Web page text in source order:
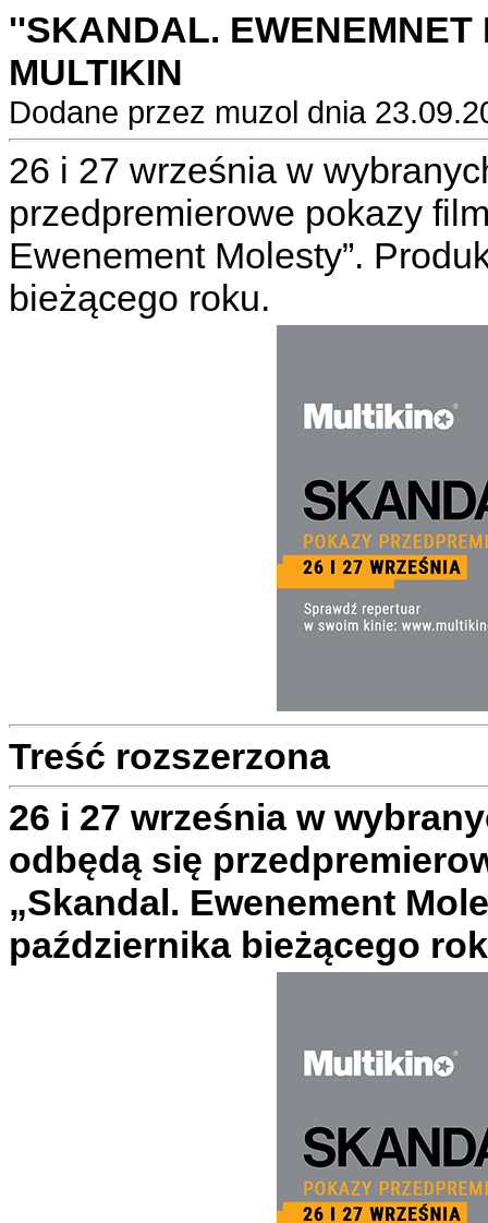
''SKANDAL.
MULTIKIN
Dodane przez muzol dnia
26 i 27 września w
przedpremierowe pokazy
Ewenement Molesty”.
bieżącego roku.
Treść rozszerzona
26 i 27 września w
odbędą się
„Skandal. Ewenement
października bieżącego